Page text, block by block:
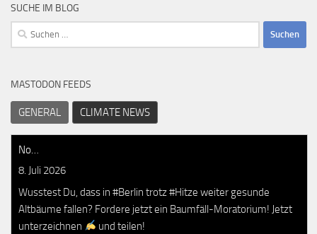
SUCHE IM BLOG
Suchen
nach:
MASTODON FEEDS
GENERAL CLIMATE NEWS
No…
8. Juli 2026
Wusstest Du, dass in #Berlin trotz #Hitze weiter gesunde
Altbäume fallen? Fordere jetzt ein Baumfäll-Moratorium! Jetzt
unterzeichnen
und teilen!